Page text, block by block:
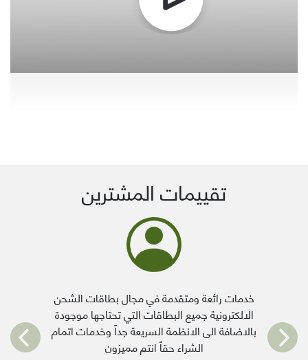
تقييمات المشترين
خدمات رائعة ومتقدمة في مجال بطاقات الشحن
الالكترونية جميع البطاقات التي تحتاجها موجودة
بالاضافة الى الانظمة السريعة جداً وخدمات اتمام
الشراء حقاً انتم مميزون